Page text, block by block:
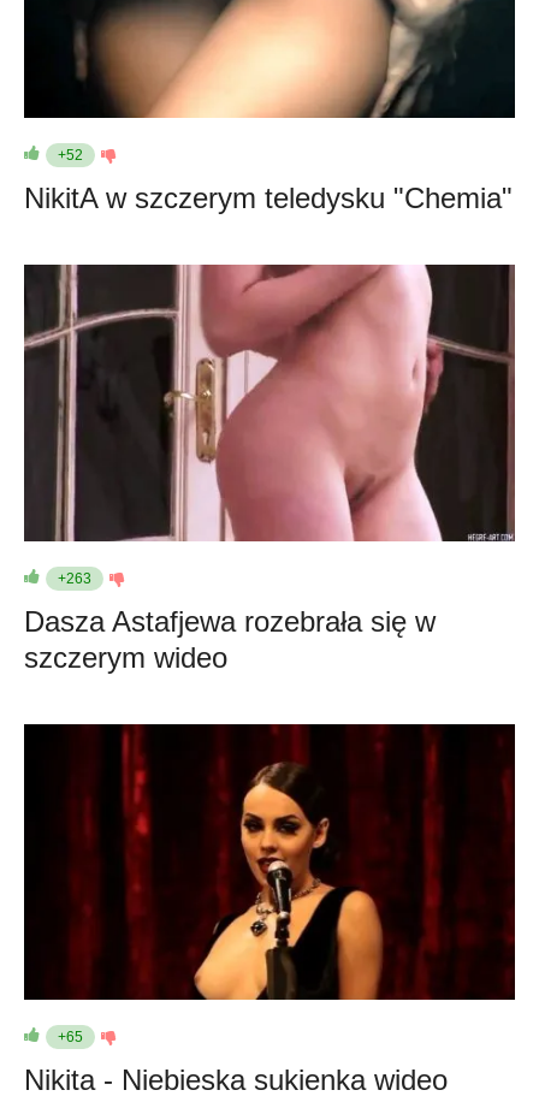
+52
NikitA w szczerym teledysku "Chemia"
+263
Dasza Astafjewa rozebrała się w
szczerym wideo
+65
Nikita - Niebieska sukienka wideo